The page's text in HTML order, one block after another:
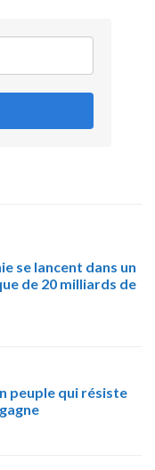
se lancent dans un
de 20 milliards de
peuple qui résiste